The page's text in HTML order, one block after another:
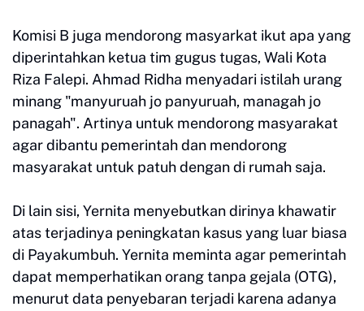
Komisi B juga mendorong masyarkat ikut apa yang
diperintahkan ketua tim gugus tugas, Wali Kota
Riza Falepi. Ahmad Ridha menyadari istilah urang
minang "manyuruah jo panyuruah, managah jo
panagah". Artinya untuk mendorong masyarakat
agar dibantu pemerintah dan mendorong
masyarakat untuk patuh dengan di rumah saja.
Di lain sisi, Yernita menyebutkan dirinya khawatir
atas terjadinya peningkatan kasus yang luar biasa
di Payakumbuh. Yernita meminta agar pemerintah
dapat memperhatikan orang tanpa gejala (OTG),
menurut data penyebaran terjadi karena adanya